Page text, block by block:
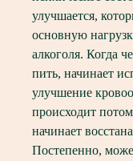
улучшается,
основную
алкоголя. Когда
пить, начинает
улучшение
происходит
начинает
Постепенно,